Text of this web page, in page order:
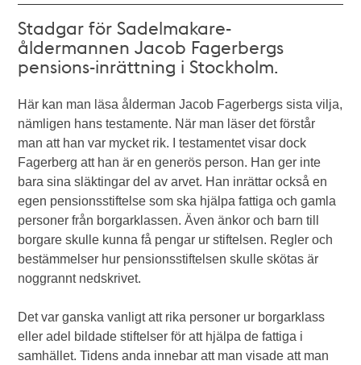
Stadgar för Sadelmakare-
åldermannen Jacob Fagerbergs
pensions-inrättning i Stockholm.
Här kan man läsa ålderman Jacob Fagerbergs sista vilja,
nämligen hans testamente. När man läser det förstår
man att han var mycket rik. I testamentet visar dock
Fagerberg att han är en generös person. Han ger inte
bara sina släktingar del av arvet. Han inrättar också en
egen pensionsstiftelse som ska hjälpa fattiga och gamla
personer från borgarklassen. Även änkor och barn till
borgare skulle kunna få pengar ur stiftelsen. Regler och
bestämmelser hur pensionsstiftelsen skulle skötas är
noggrannt nedskrivet.
Det var ganska vanligt att rika personer ur borgarklass
eller adel bildade stiftelser för att hjälpa de fattiga i
samhället. Tidens anda innebar att man visade att man